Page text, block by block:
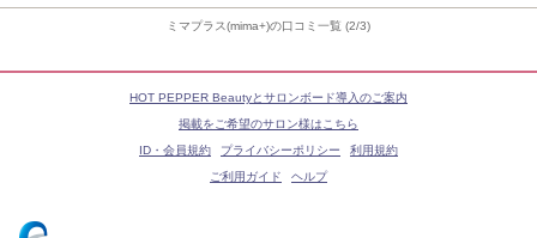
ミマプラス(mima+)の口コミ一覧 (2/3)
HOT PEPPER Beautyとサロンボード導入のご案内
掲載をご希望のサロン様はこちら
ID・会員規約
プライバシーポリシー
利用規約
ご利用ガイド
ヘルプ